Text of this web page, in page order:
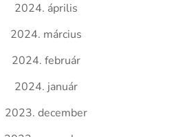
2024. április
2024. március
2024. február
2024. január
2023. december